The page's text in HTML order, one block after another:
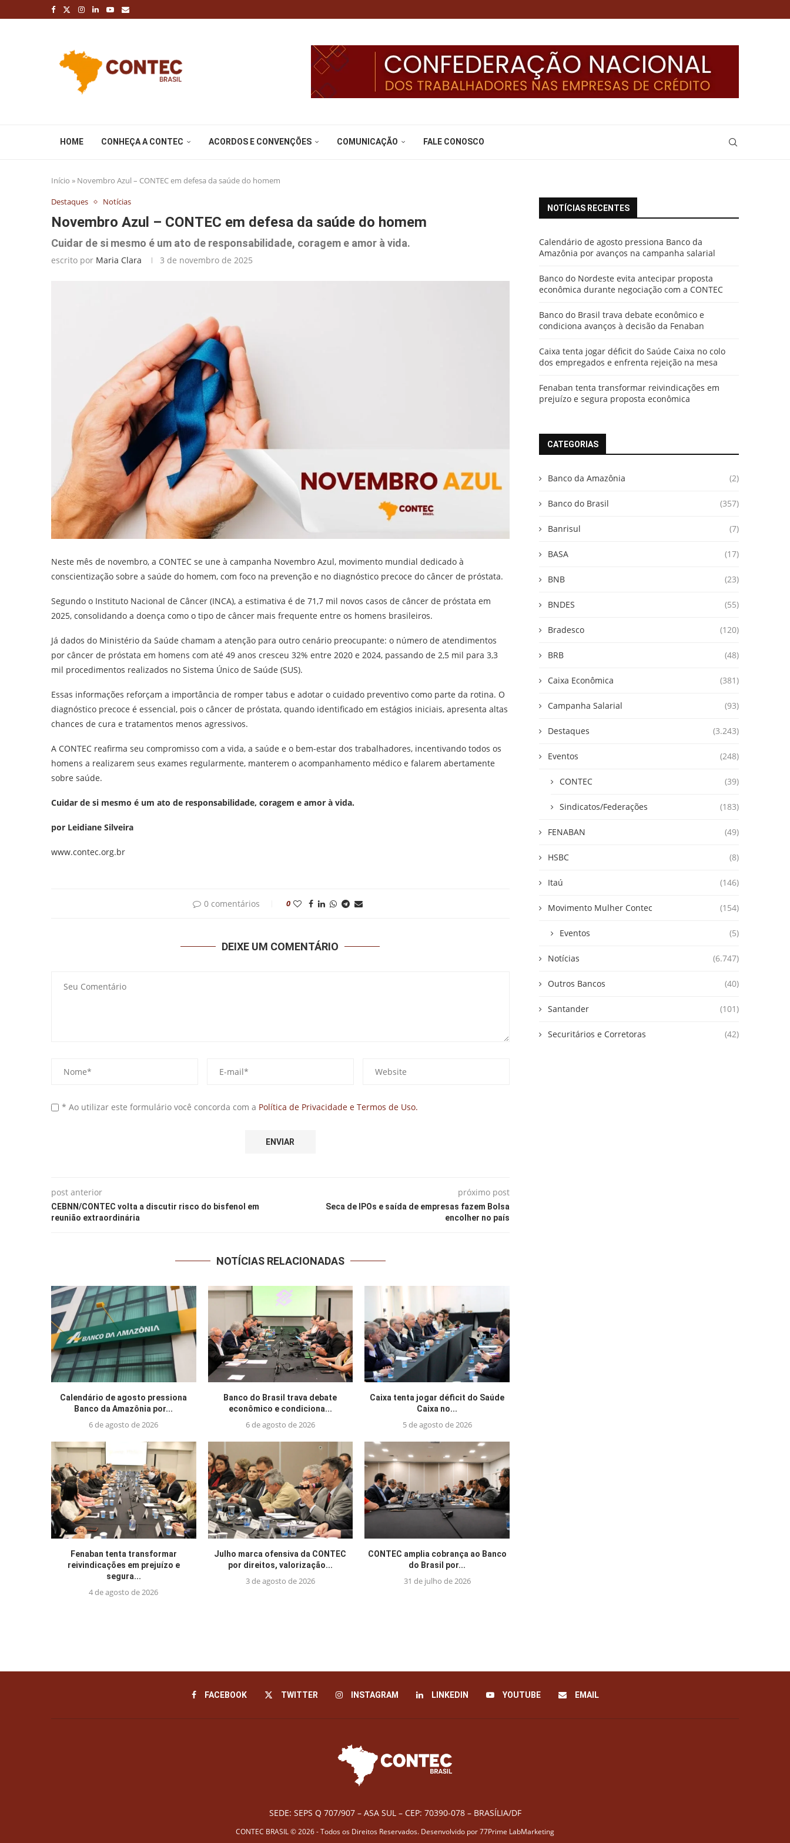
HOME CONHEÇA A CONTEC ACORDOS E CONVENÇÕES COMUNICAÇÃO FALE CONOSCO
Início » Novembro Azul – CONTEC em defesa da saúde do homem
Destaques
Notícias
Novembro Azul – CONTEC em defesa da saúde do homem
Cuidar de si mesmo é um ato de responsabilidade, coragem e amor à vida.
escrito por Maria Clara 3 de novembro de 2025
Neste mês de novembro, a CONTEC se une à campanha Novembro Azul, movimento mundial dedicado à
conscientização sobre a saúde do homem, com foco na prevenção e no diagnóstico precoce do câncer de próstata.
Segundo o Instituto Nacional de Câncer (INCA), a estimativa é de 71,7 mil novos casos de câncer de próstata em
2025, consolidando a doença como o tipo de câncer mais frequente entre os homens brasileiros.
Já dados do Ministério da Saúde chamam a atenção para outro cenário preocupante: o número de atendimentos
por câncer de próstata em homens com até 49 anos cresceu 32% entre 2020 e 2024, passando de 2,5 mil para 3,3
mil procedimentos realizados no Sistema Único de Saúde (SUS).
Essas informações reforçam a importância de romper tabus e adotar o cuidado preventivo como parte da rotina. O
diagnóstico precoce é essencial, pois o câncer de próstata, quando identificado em estágios iniciais, apresenta altas
chances de cura e tratamentos menos agressivos.
A CONTEC reafirma seu compromisso com a vida, a saúde e o bem-estar dos trabalhadores, incentivando todos os
homens a realizarem seus exames regularmente, manterem o acompanhamento médico e falarem abertamente
sobre saúde.
Cuidar de si mesmo é um ato de responsabilidade, coragem e amor à vida.
por Leidiane Silveira
www.contec.org.br
0 comentários 0
DEIXE UM COMENTÁRIO
* Ao utilizar este formulário você concorda com a Política de Privacidade e Termos de Uso.
post anterior
CEBNN/CONTEC volta a discutir risco do bisfenol em
reunião extraordinária
próximo post
Seca de IPOs e saída de empresas fazem Bolsa
encolher no país
NOTÍCIAS RELACIONADAS
Calendário de agosto pressiona
Banco da Amazônia por...
6 de agosto de 2026
Banco do Brasil trava debate
econômico e condiciona...
6 de agosto de 2026
Caixa tenta jogar déficit do Saúde
Caixa no...
5 de agosto de 2026
Fenaban tenta transformar
reivindicações em prejuízo e
segura...
4 de agosto de 2026
Julho marca ofensiva da CONTEC
por direitos, valorização...
3 de agosto de 2026
CONTEC amplia cobrança ao Banco
do Brasil por...
31 de julho de 2026
NOTÍCIAS RECENTES
Calendário de agosto pressiona Banco da
Amazônia por avanços na campanha salarial
Banco do Nordeste evita antecipar proposta
econômica durante negociação com a CONTEC
Banco do Brasil trava debate econômico e
condiciona avanços à decisão da Fenaban
Caixa tenta jogar déficit do Saúde Caixa no colo
dos empregados e enfrenta rejeição na mesa
Fenaban tenta transformar reivindicações em
prejuízo e segura proposta econômica
CATEGORIAS
Banco da Amazônia (2)
Banco do Brasil (357)
Banrisul (7)
BASA (17)
BNB (23)
BNDES (55)
Bradesco (120)
BRB (48)
Caixa Econômica (381)
Campanha Salarial (93)
Destaques (3.243)
Eventos (248)
CONTEC (39)
Sindicatos/Federações (183)
FENABAN (49)
HSBC (8)
Itaú (146)
Movimento Mulher Contec (154)
Eventos (5)
Notícias (6.747)
Outros Bancos (40)
Santander (101)
Securitários e Corretoras (42)
FACEBOOK TWITTER INSTAGRAM LINKEDIN YOUTUBE EMAIL
SEDE: SEPS Q 707/907 – ASA SUL – CEP: 70390-078 – BRASÍLIA/DF
CONTEC BRASIL © 2026 - Todos os Direitos Reservados. Desenvolvido por77Prime LabMarketing